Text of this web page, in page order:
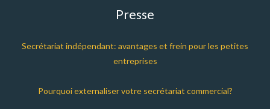
Presse
Secrétariat indépendant: avantages et frein pour les petites
entreprises
Pourquoi externaliser votre secrétariat commercial?